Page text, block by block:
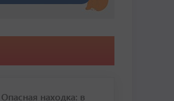
Опасная находка: в